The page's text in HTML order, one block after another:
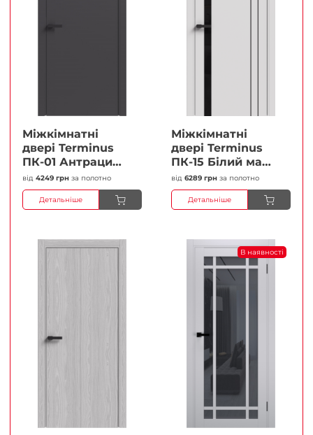
Міжкімнатні
двері Terminus
ПК-01 Антрацит
(п/п) Глухі
Плівка
від 4249 грн за полотно
Детальніше
Міжкімнатні
двері Terminus
ПК-15 Білий мат
(Термінус) Чорне
скло Плівка
від 6289 грн за полотно
Детальніше
В наявності